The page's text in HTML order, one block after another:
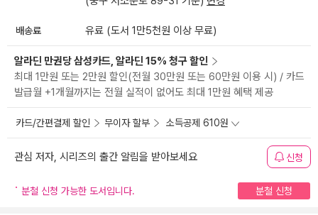
배송료 유료 (도서 1만5천원 이상 무료)
알라딘 만권당 삼성카드, 알라딘 15% 청구 할인
최대 1만원 또는 2만원 할인(전월 30만원 또는 60만원 이용 시) / 카드
발급월 +1개월까지는 전월 실적이 없어도 최대 1만원 혜택 제공
카드/간편결제 할인 무이자 할부 소득공제 610원
관심 저자, 시리즈의 출간 알림을 받아보세요 신청
분철 신청 가능한 도서입니다. 분철 신청